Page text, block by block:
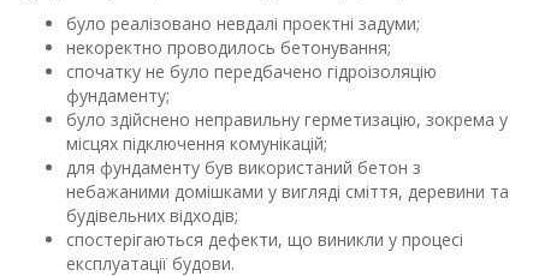
було реалізовано невдалі проектні задуми;
некоректно проводилось бетонування;
спочатку не було передбачено гідроізоляцію
фундаменту;
було здійснено неправильну герметизацію, зокрема у
місцях підключення комунікацій;
для фундаменту був використаний бетон з
небажаними домішками у вигляді сміття, деревини та
будівельних відходів;
спостерігаються дефекти, що виникли у процесі
експлуатації будови.